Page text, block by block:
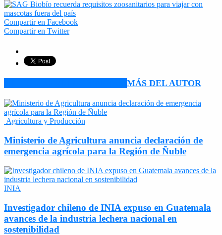
Compartir en Facebook
Compartir en Twitter
MÁS DEL AUTOR
Agricultura y Producción
Ministerio de Agricultura anuncia declaración de
emergencia agrícola para la Región de Ñuble
INIA
Investigador chileno de INIA expuso en Guatemala
avances de la industria lechera nacional en
sostenibilidad